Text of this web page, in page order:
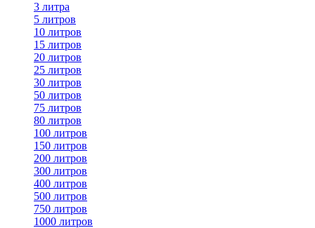
3 литра
5 литров
10 литров
15 литров
20 литров
25 литров
30 литров
50 литров
75 литров
80 литров
100 литров
150 литров
200 литров
300 литров
400 литров
500 литров
750 литров
1000 литров